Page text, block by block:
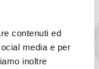
contenuti ed
media e per
inoltre